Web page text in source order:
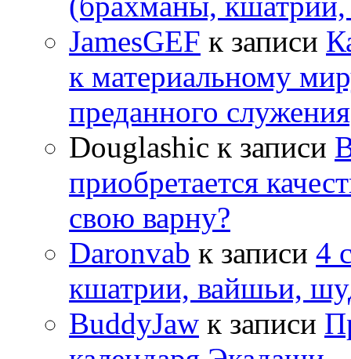
JamesGEF к записи
к материальному
преданного
Douglashic к записи
приобретается
свою варну?
Daronvab к записи 4
кшатрии, вайшьи,
BuddyJaw к записи